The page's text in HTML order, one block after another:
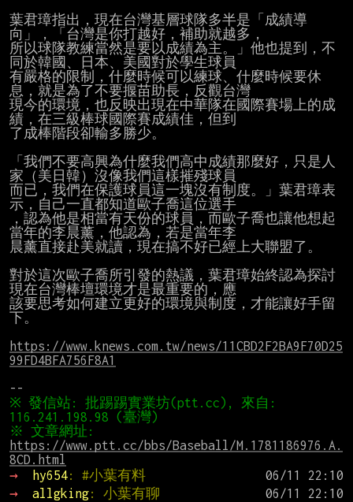
葉君璋指出，現在台灣基層球隊多半是「成績導
向」，「台灣是你打越好，補助就越多，
所以球隊教練當然是要以成績為主。」他也提到，不
同於韓國、日本、美國對於學生球員
有嚴格的限制，什麼時候可以練球、什麼時候要休
息，就是為了不要揠苗助長，反觀台灣
現今的環境，也反映出現在中華隊在國際賽場上的成
績，在三級棒球國際賽成績佳，但到
了成棒階段卻輸多勝少。
「我們不要高興為什麼我們高中成績那麼好，只是人
家（美日韓）沒像我們這樣摧殘球員
而已，我們在保護球員這一塊沒有制度。」葉君璋表
示，自己一直都知道歐子喬這位選手
，認為他是相當有天份的球員，而歐子喬也讓他想起
當年的李晨薰，他認為，若是當年李
晨薰直接赴美就讀，現在搞不好已經上大聯盟了。
對於這次歐子喬所引發的熱議，葉君璋始終認為探討
現在台灣棒壇環境才是最重要的，應
該要思考如何建立更好的環境與制度，才能讓好手留
下。
https://www.knews.com.tw/news/11CBD2F2BA9F70D25
99FD4BFA756F8A1
※ 發信站: 批踢踢實業坊(ptt.cc), 來自:
https://www.ptt.cc/bbs/Baseball/M.1781186976.A.
8CD.html
→
hy654: #小葉有料
→
allgking: 小葉有聊